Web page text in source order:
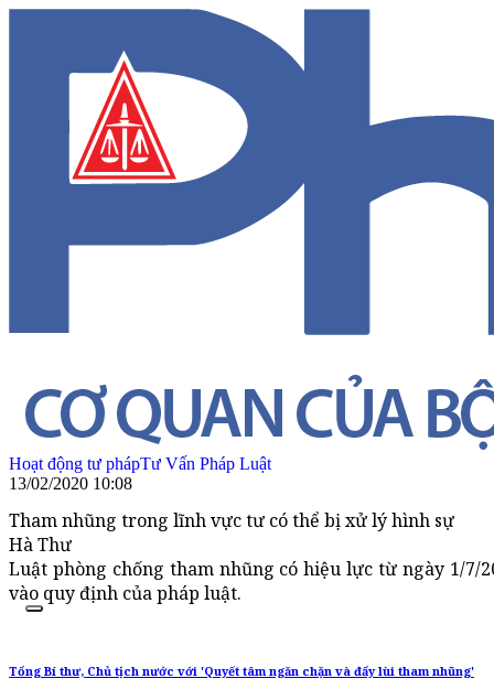
Hoạt động tư phápTư Vấn Pháp Luật
13/02/2020 10:08
Tham nhũng trong lĩnh vực tư có thể bị xử lý hình sự
Hà Thư
Luật phòng chống tham nhũng có hiệu lực từ ngày 1/
vào quy định của pháp luật.
Tổng Bí thư, Chủ tịch nước với 'Quyết tâm ngăn chặn và đẩy lùi tham nhũng'